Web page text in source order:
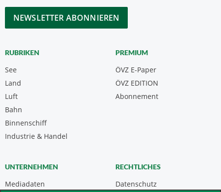
*
CAPTCHA
RUBRIKEN
See
Land
Luft
Bahn
Binnenschiff
Industrie & Handel
PREMIUM
ÖVZ E-Paper
Abonnement
ÖVZ EDITION
UNTERNEHMEN
Mediadaten
RECHTLICHES
Datenschutz